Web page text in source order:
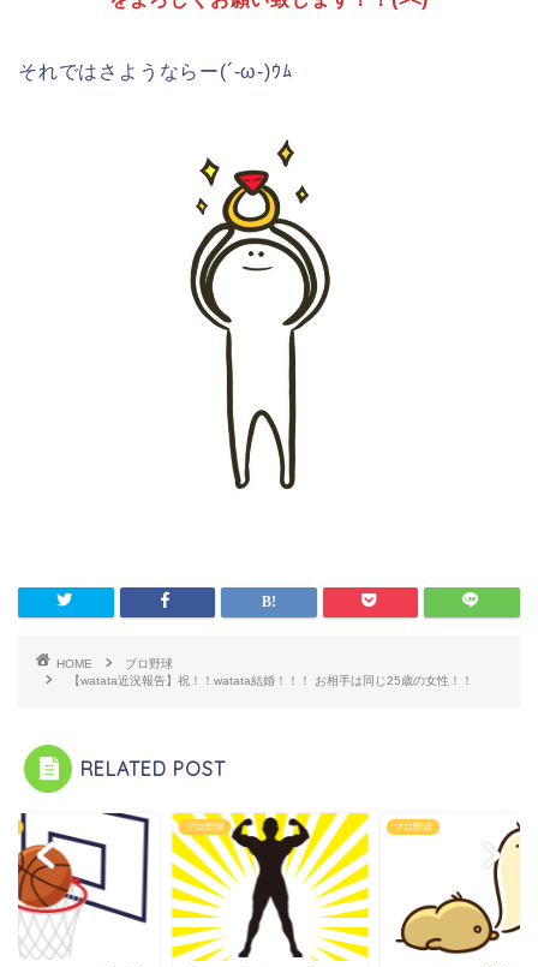
それではさようならー(´-ω-)ｳﾑ
HOME
プロ野球
【watata近況報告】祝！！watata結婚！！！ お相手は同じ25歳の女性！！
RELATED POST
プロ野球 プロ野球